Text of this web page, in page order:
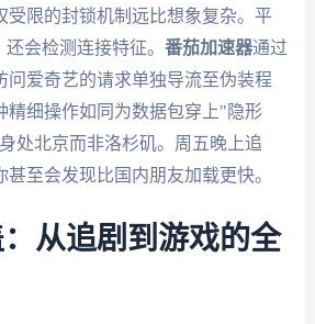
受限的封锁机制远比想象复杂。平
会检测连接特征。 番茄加速器通过
问爱奇艺的请求单独导流至伪装程
精细操作如同为数据包穿上"隐形
处北京而非洛杉矶。周五晚上追
甚至会发现比国内朋友加载更快。
从追剧到游戏的全